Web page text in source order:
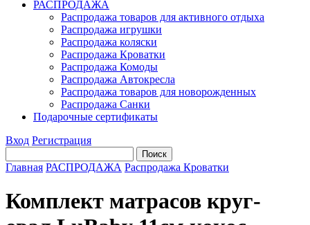
РАСПРОДАЖА
Распродажа товаров для активного отдыха
Распродажа игрушки
Распродажа коляски
Распродажа Кроватки
Распродажа Комоды
Распродажа Автокресла
Распродажа товаров для новорожденных
Распродажа Санки
Подарочные сертификаты
Вход Регистрация
Главная РАСПРОДАЖА Распродажа Кроватки
Комплект матрасов круг-